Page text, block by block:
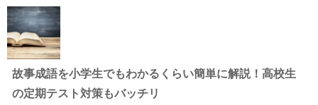
故事成語を小学生でもわかるくらい簡単に解説！高校生
の定期テスト対策もバッチリ